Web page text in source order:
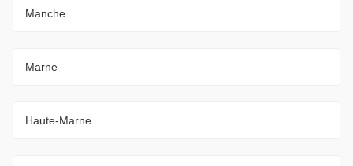
Manche
Marne
Haute-Marne